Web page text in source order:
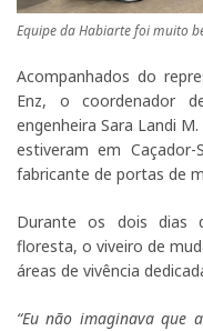
Equipe da Habiarte foi muito
Acompanhados do
Enz, o coordenador
engenheira Sara Landi
estiveram em
fabricante de portas de
Durante os dois dias
floresta, o viveiro de
áreas de vivência
“Eu não imaginava que